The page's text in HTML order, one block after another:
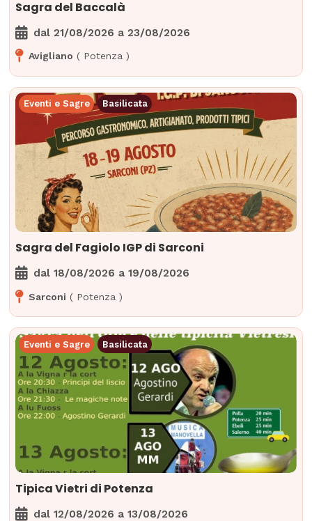
Sagra del Baccalà
dal21/08/2026 a 23/08/2026
Avigliano ( Potenza )
Eventi e Sagre Basilicata
Sagra del Fagiolo IGP di Sarconi
dal18/08/2026 a 19/08/2026
Sarconi ( Potenza )
Eventi e Sagre Basilicata
Tipica Vietri di Potenza
dal12/08/2026 a 13/08/2026